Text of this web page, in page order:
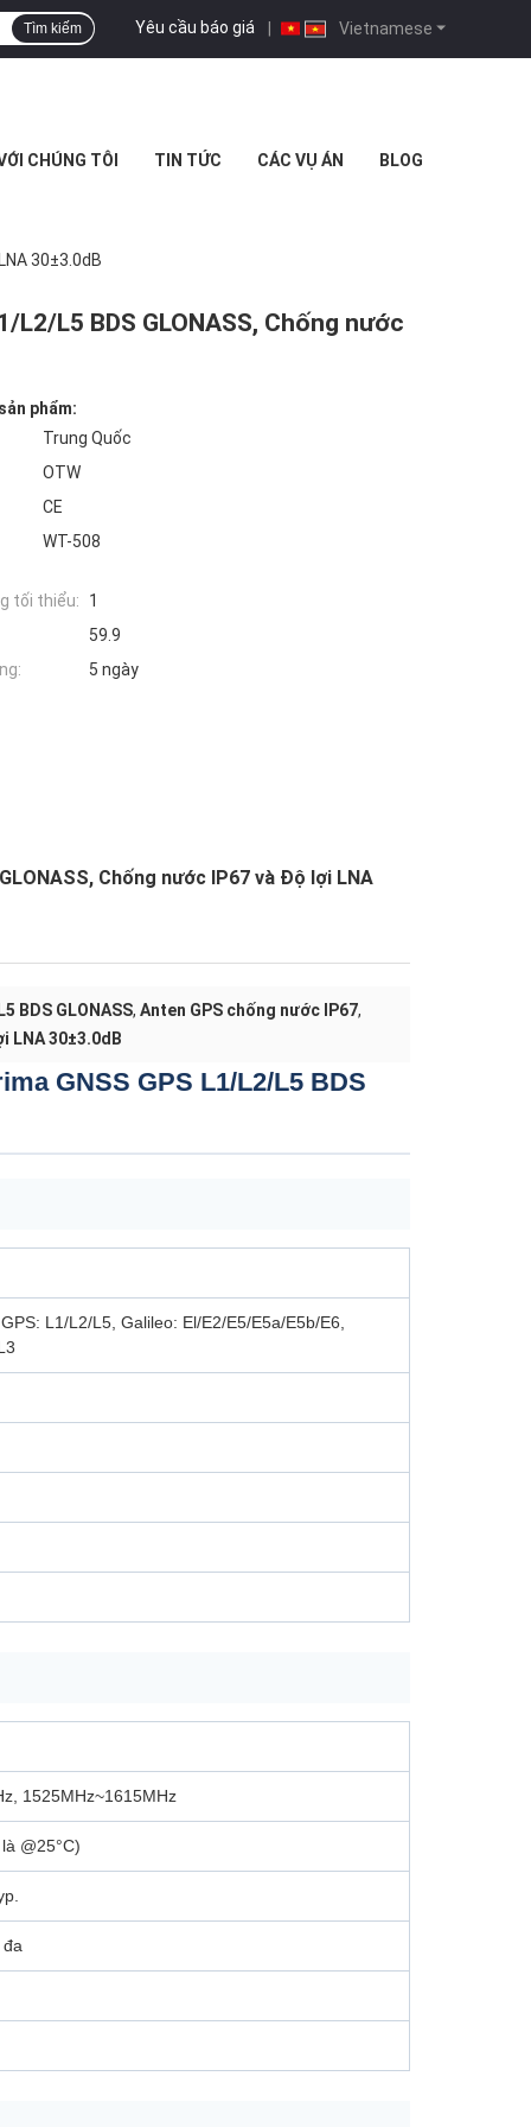
Vietnamese
Yêu cầu báo giá |
Tìm kiếm
CHÚNG TÔI TIN TỨC CÁC VỤ ÁN BLOG
30±3.0dB
L5 BDS GLONASS, Chống nước
phẩm:
Trung Quốc
OTW
CE
WT-508
tối thiểu:
1
59.9
5 ngày
Chống nước IP67 và Độ lợi LNA
BDS GLONASS, Anten GPS chống nước IP67,
LNA 30±3.0dB
GNSS GPS L1/L2/L5 BDS
L1/L2/L5, Galileo: El/E2/E5/E5a/E5b/E6,
1525MHz~1615MHz
@25°C)
đa